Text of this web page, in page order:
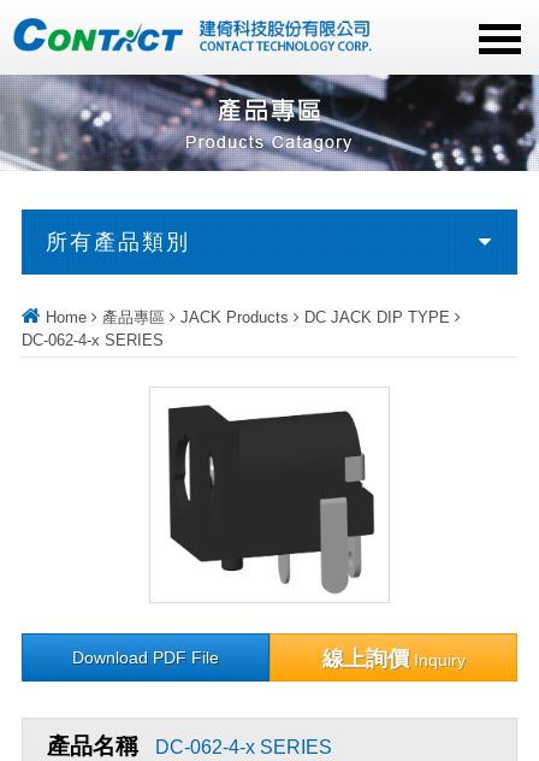
所有產品類別
Home 產品專區 JACK Products
DC JACK DIP TYPE
DC-062-4-x SERIES
Download PDF File 線上詢價Inquiry
產品名稱 DC-062-4-x SERIES